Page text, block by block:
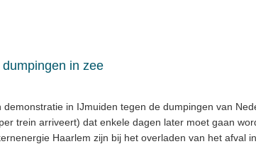
in zee
demonstratie in IJmuiden tegen de dumpingen van
trein arriveert) dat enkele dagen later moet gaan
Haarlem zijn bij het overladen van het afval in